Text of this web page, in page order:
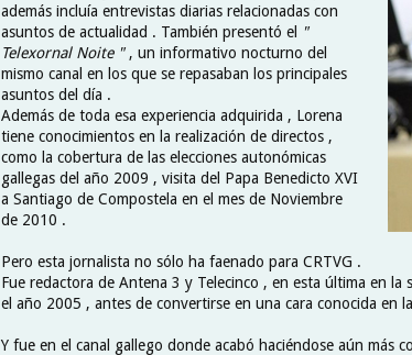
además incluía entrevistas diarias relacionadas con
asuntos de actualidad . También presentó el "
Telexornal Noite ", un informativo nocturno del
mismo canal en los que se repasaban los principales
asuntos del día .
Además de toda esa experiencia adquirida , Lorena
tiene conocimientos en la realización de directos ,
como la cobertura de las elecciones autonómicas
gallegas del año 2009 , visita del Papa Benedicto XVI
a Santiago de Compostela en el mes de Noviembre
de 2010 .
Pero esta jornalista no sólo ha faenado para CRTVG .
Fue redactora de Antena 3 y Telecinco , en esta última en
el año 2005 , antes de convertirse en una cara conocida en
Y fue en el canal gallego donde acabó haciéndose aún más